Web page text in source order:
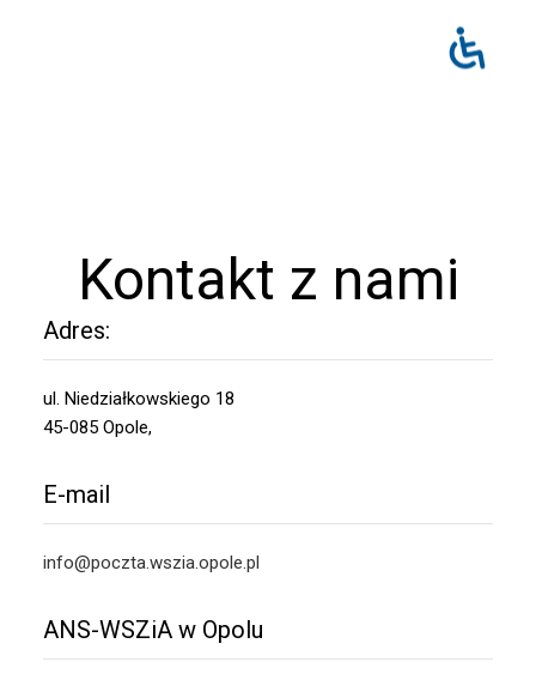
Kontakt z nami
Adres:
ul. Niedziałkowskiego 18
45-085 Opole,
E-mail
info@poczta.wszia.opole.pl
ANS-WSZiA w Opolu